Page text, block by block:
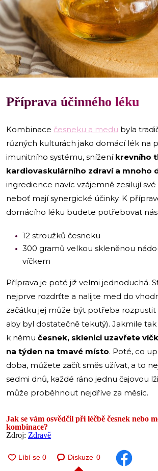
Příprava účinného léku
Kombinace česneku a medu byla
různých kulturách jako domácí lék na
imunitního systému, snížení krevního
kardiovaskulárního zdraví a mnoho
ingredience navíc vzájemně zesilují
neboť mají synergické účinky. K
domácího léku budete potřebovat
12 stroužků česneku
300 gramů velkou skleněnou
víčkem
Příprava je poté již velmi jednoduchá.
nejprve rozdrťte a nalijte med do
začátku jej může být potřeba rozpustit
aby byl dostatečně tekutý). Jakmile
k němu česnek, sklenici uzavřete
na týden na tmavé místo. Poté, co
doba, můžete začít směs užívat, a to
sedmi dnů, každé ráno jednu čajovou
může proběhnout nejdříve za měsíc.
Jak se vám osvědčil při léčbě česnek nebo
kombinace?
Zdroj: Zdravě
Diskuze 0